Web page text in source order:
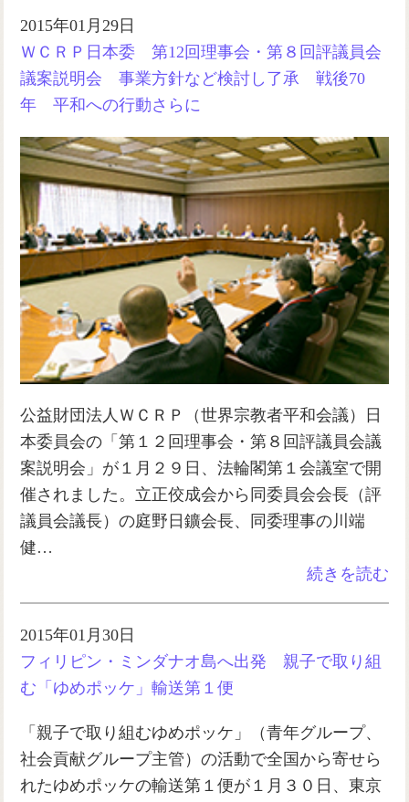
2015年01月29日
ＷＣＲＰ日本委 第12回理事会・第８回評議員会
議案説明会 事業方針など検討し了承 戦後70
年 平和への行動さらに
公益財団法人ＷＣＲＰ（世界宗教者平和会議）日
本委員会の「第１２回理事会・第８回評議員会議
案説明会」が１月２９日、法輪閣第１会議室で開
催されました。立正佼成会から同委員会会長（評
議員会議長）の庭野日鑛会長、同委理事の川端
健…
続きを読む
2015年01月30日
フィリピン・ミンダナオ島へ出発 親子で取り組
む「ゆめポッケ」輸送第１便
「親子で取り組むゆめポッケ」（青年グループ、
社会貢献グループ主管）の活動で全国から寄せら
れたゆめポッケの輸送第１便が１月３０日、東京